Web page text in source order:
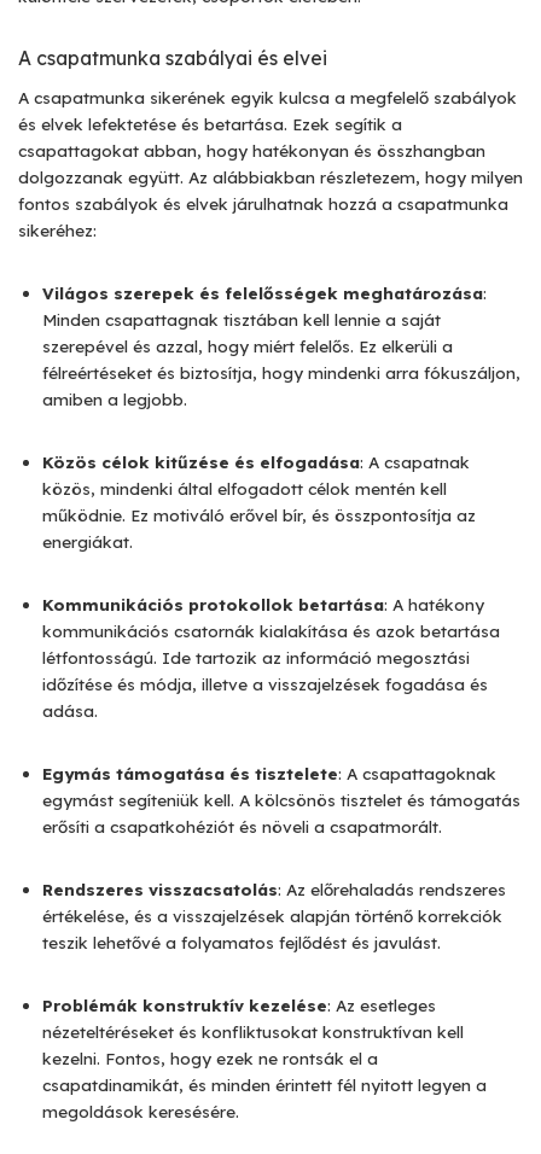
A csapatmunka szabályai és elvei
A csapatmunka sikerének egyik kulcsa a megfelelő szabályok
és elvek lefektetése és betartása. Ezek segítik a
csapattagokat abban, hogy hatékonyan és összhangban
dolgozzanak együtt. Az alábbiakban részletezem, hogy milyen
fontos szabályok és elvek járulhatnak hozzá a csapatmunka
sikeréhez:
Világos szerepek és felelősségek meghatározása:
Minden csapattagnak tisztában kell lennie a saját
szerepével és azzal, hogy miért felelős. Ez elkerüli a
félreértéseket és biztosítja, hogy mindenki arra fókuszáljon,
amiben a legjobb.
Közös célok kitűzése és elfogadása: A csapatnak
közös, mindenki által elfogadott célok mentén kell
működnie. Ez motiváló erővel bír, és összpontosítja az
energiákat.
Kommunikációs protokollok betartása: A hatékony
kommunikációs csatornák kialakítása és azok betartása
létfontosságú. Ide tartozik az információ megosztási
időzítése és módja, illetve a visszajelzések fogadása és
adása.
Egymás támogatása és tisztelete: A csapattagoknak
egymást segíteniük kell. A kölcsönös tisztelet és támogatás
erősíti a csapatkohéziót és növeli a csapatmorált.
Rendszeres visszacsatolás: Az előrehaladás rendszeres
értékelése, és a visszajelzések alapján történő korrekciók
teszik lehetővé a folyamatos fejlődést és javulást.
Problémák konstruktív kezelése: Az esetleges
nézeteltéréseket és konfliktusokat konstruktívan kell
kezelni. Fontos, hogy ezek ne rontsák el a
csapatdinamikát, és minden érintett fél nyitott legyen a
megoldások keresésére.